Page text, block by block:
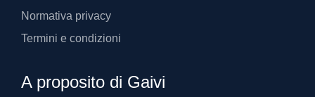
Normativa privacy
Termini e condizioni
A proposito di Gaivi